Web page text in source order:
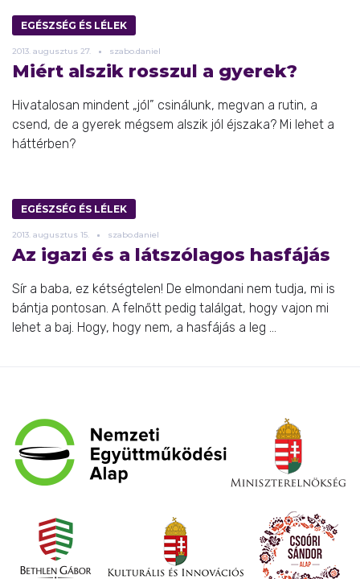
EGÉSZSÉG ÉS LÉLEK
2013. augusztus 27. szabo.daniel
Miért alszik rosszul a gyerek?
Hivatalosan mindent „jól” csinálunk, megvan a rutin, a
csend, de a gyerek mégsem alszik jól éjszaka? Mi lehet a
háttérben?
EGÉSZSÉG ÉS LÉLEK
2013. augusztus 15. szabo.daniel
Az igazi és a látszólagos hasfájás
Sír a baba, ez kétségtelen! De elmondani nem tudja, mi is
bántja pontosan. A felnőtt pedig találgat, hogy vajon mi
lehet a baj. Hogy, hogy nem, a hasfájás a leg ...